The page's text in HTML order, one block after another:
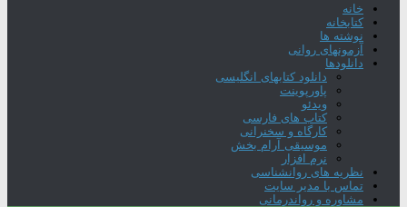
خانه
کتابخانه
نوشته ها
آزمونهای روانی
دانلودها
دانلود کتابهای انگلیسی
پاورپوینت
ویدئو
کتاب های فارسی
کارگاه و سخنرانی
موسیقی آرام بخش
نرم افزار
نظریه های روانشناسی
تماس با مدیر سایت
مشاوره و رواندرمانی